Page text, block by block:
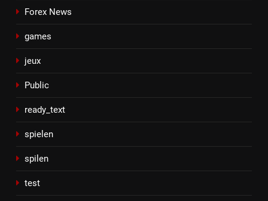
Forex News
games
jeux
Public
ready_text
spielen
spilen
test